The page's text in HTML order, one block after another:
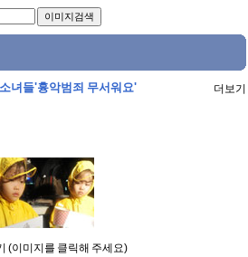
녀들'흉악범죄 무서워요' 더보기
(이미지를 클릭해 주세요)